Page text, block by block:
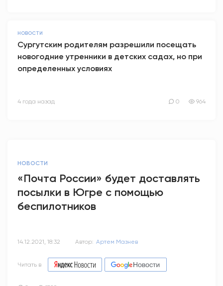
НОВОСТИ
Сургутским родителям разрешили посещать
новогодние утренники в детских садах, но при
определенных условиях
4 года назад 0 964
НОВОСТИ
«Почта России» будет доставлять
посылки в Югре с помощью
беспилотников
14.12.2021, 18:32 Автор: Артем Мазнев
Читать в